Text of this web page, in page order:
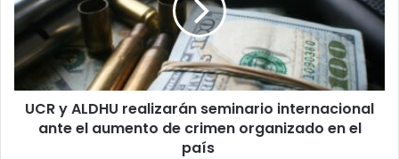
seminario
internacional
ante
el
aumento
de
crimen
UCR y ALDHU realizarán seminario internacional
ante el aumento de crimen organizado en el
país